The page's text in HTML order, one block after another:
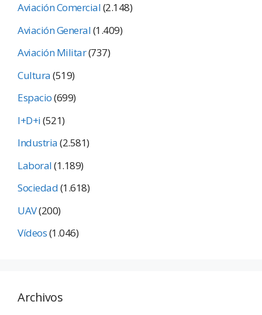
Aviación Comercial(2.148)
Aviación General(1.409)
Aviación Militar(737)
Cultura(519)
Espacio(699)
I+D+i(521)
Industria(2.581)
Laboral(1.189)
Sociedad(1.618)
UAV(200)
Vídeos(1.046)
Archivos